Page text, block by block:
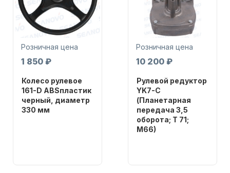
Дистанционное управление
Розничная цена
1 850 ₽
Колесо рулевое
161-D ABSпластик
черный, диаметр
330 мм
Розничная цена
10 200 ₽
Рулевой редуктор
YK7-C
(Планетарная
передача 3,5
оборота; T 71;
M66)